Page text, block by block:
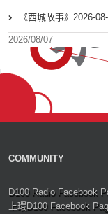
《西城故事》2026-
2026/08/07
COMMUNITY
D100 Radio Facebook
上環D100 Facebook